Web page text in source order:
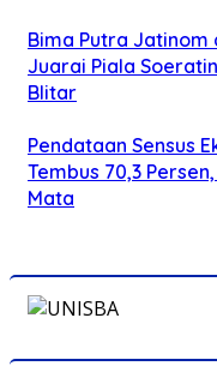
Bima Putra Jatinom
Juarai Piala Soeratin
Blitar
Pendataan Sensus
Tembus 70,3
Mata